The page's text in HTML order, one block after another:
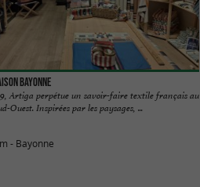
Bayonne
Artiga perpétue un savoir-faire textile français au
Ouest. Inspirées par les paysages, ...
- Bayonne